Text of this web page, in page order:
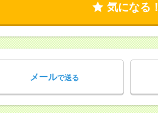
気になる！
メールで送る